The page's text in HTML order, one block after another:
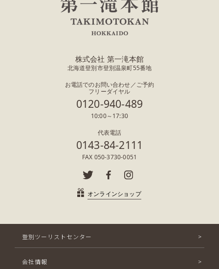
株式会社 第一滝本館
北海道登別市登別温泉町55番地
お電話でのお問い合わせ／ご予約
フリーダイヤル
0120-940-489
10:00～17:30
代表電話
0143-84-2111
FAX 050-3730-0051
オンラインショップ
登別ツーリストセンター
会社情報